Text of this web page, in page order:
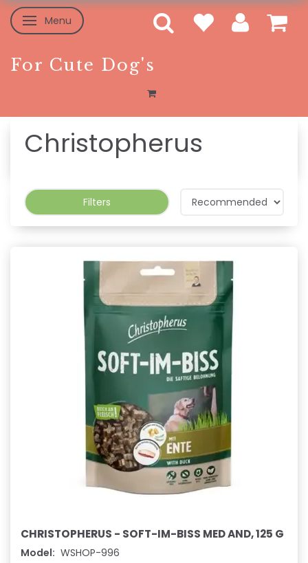
Toggle navigation
Menu
For Cute Dog's
Christopherus
Filters
CHRISTOPHERUS - SOFT-IM-BISS MED AND, 125 G
Model: WSHOP-996